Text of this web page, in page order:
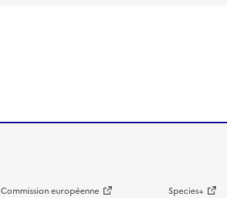
Commission européenne Species+